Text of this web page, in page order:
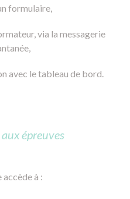
formulaire,
via la messagerie
avec le tableau de bord.
épreuves
accède à :